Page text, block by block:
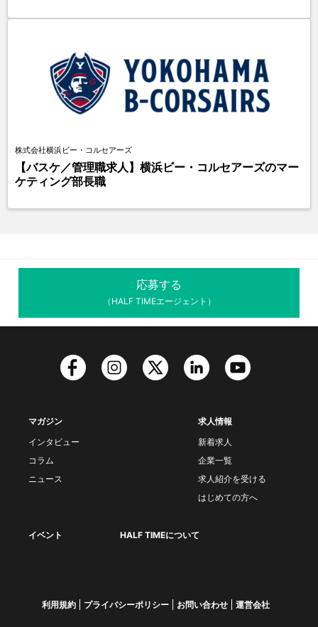
株式会社横浜ビー・コルセアーズ
【バスケ／管理職求人】横浜ビー・コルセアーズのマー
ケティング部長職
応募する
（HALF TIMEエージェント）
マガジン
インタビュー
コラム
ニュース
求人情報
新着求人
企業一覧
求人紹介を受ける
はじめての方へ
イベント HALF TIMEについて
利用規約 プライバシーポリシー お問い合わせ 運営会社